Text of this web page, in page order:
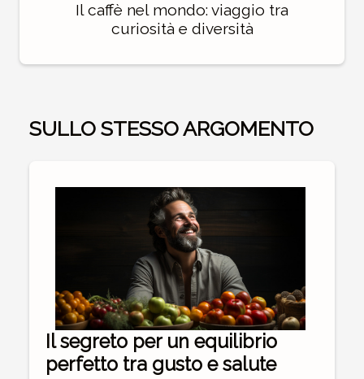
Il caffè nel mondo: viaggio tra
curiosità e diversità
SULLO STESSO ARGOMENTO
Il segreto per un equilibrio
perfetto tra gusto e salute